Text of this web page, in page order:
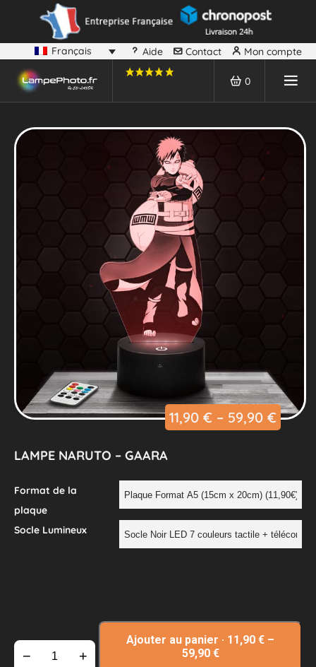
Français Aide Contact Mon compte
0
11,90 € – 59,90 €
LAMPE NARUTO – GAARA
Format de la
plaque
Socle Lumineux
− +
Ajouter au panier · 11,90 € –
59,90 €